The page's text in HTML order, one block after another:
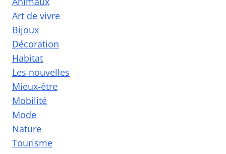
Art de vivre
Bijoux
Décoration
Habitat
Les nouvelles
Mieux-être
Mobilité
Mode
Nature
Tourisme